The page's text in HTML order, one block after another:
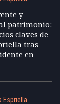
y
patrimonio:
claves de
tras
en
Espriella